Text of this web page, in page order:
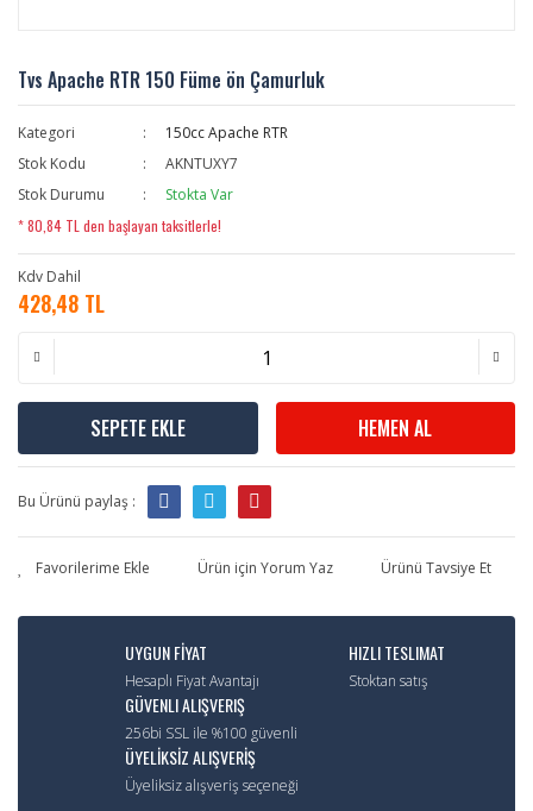
Tvs Apache RTR 150 Füme ön Çamurluk
Kategori
150cc Apache RTR
Stok Kodu
AKNTUXY7
Stok Durumu
Stokta Var
* 80,84 TL den başlayan taksitlerle!
Kdv Dahil
428,48 TL
SEPETE EKLE HEMEN AL
Bu Ürünü paylaş :
Ürün için Yorum Yaz Ürünü Tavsiye Et
UYGUN FİYAT
Hesaplı Fiyat Avantajı
HIZLI TESLIMAT
Stoktan satış
GÜVENLI ALIŞVERIŞ
256bi SSL ile %100 güvenli
ÜYELİKSİZ ALIŞVERİŞ
Üyeliksiz alışveriş seçeneği